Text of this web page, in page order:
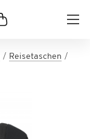
Reisetaschen